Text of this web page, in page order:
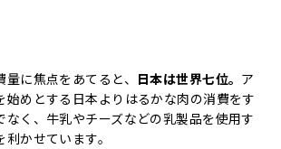
に焦点をあてると、 日本は世界七位。 ア
始めとする日本よりはるかな肉の消費をす
なく、牛乳やチーズなどの乳製品を使用す
かせています。